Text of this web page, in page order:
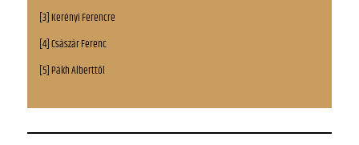
[3] Kerényi Ferencre
[4] Császár Ferenc
[5] Pákh Alberttől